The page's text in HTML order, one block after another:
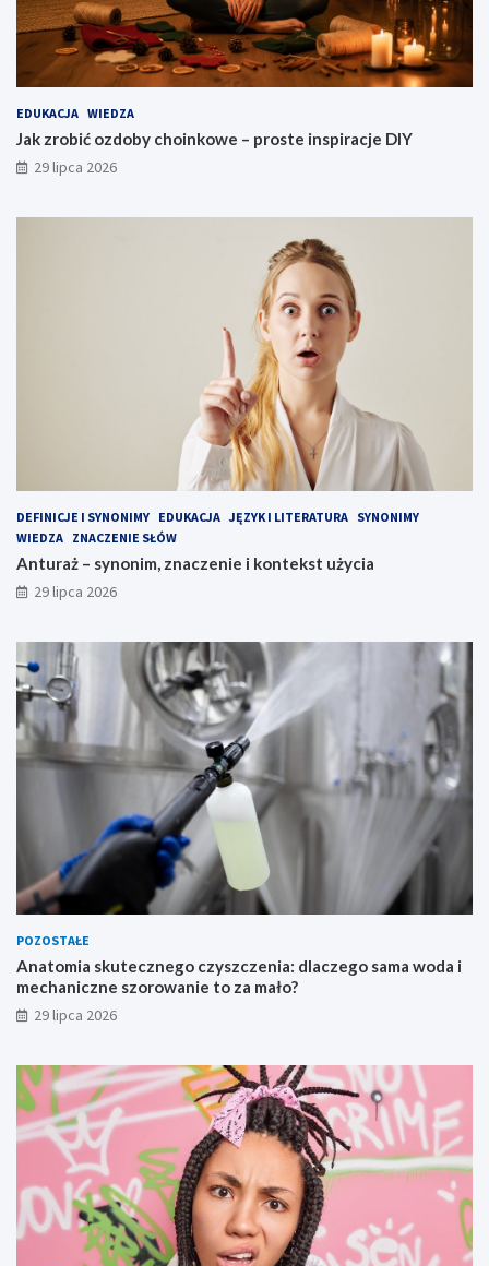
EDUKACJA WIEDZA
Jak zrobić ozdoby choinkowe – proste inspiracje DIY
29 lipca 2026
DEFINICJE I SYNONIMY EDUKACJA JĘZYK I LITERATURA SYNONIMY
WIEDZA ZNACZENIE SŁÓW
Anturaż – synonim, znaczenie i kontekst użycia
29 lipca 2026
POZOSTAŁE
Anatomia skutecznego czyszczenia: dlaczego sama woda i
mechaniczne szorowanie to za mało?
29 lipca 2026